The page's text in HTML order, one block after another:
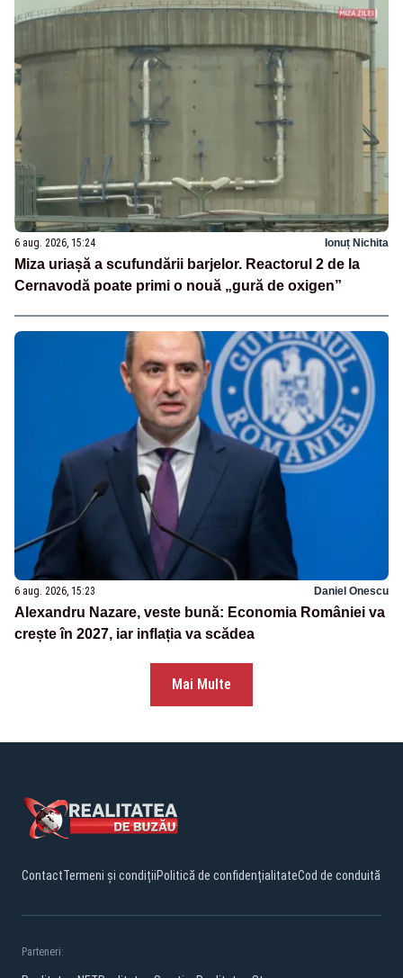
6 aug. 2026, 15:24 Ionuț Nichita
Miza uriașă a scufundării barjelor. Reactorul 2 de la
Cernavodă poate primi o nouă „gură de oxigen”
6 aug. 2026, 15:23 Daniel Onescu
Alexandru Nazare, veste bună: Economia României va
crește în 2027, iar inflația va scădea
Mai Multe
ContactTermeni și condițiiPolitică de confidențialitateCod de conduită
Parteneri: